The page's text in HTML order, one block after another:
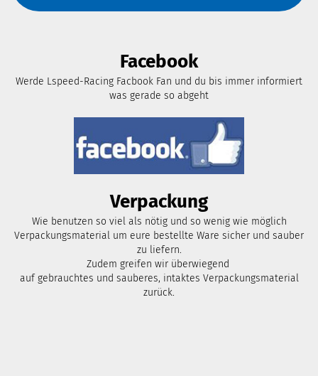
Facebook
Werde Lspeed-Racing Facbook Fan und du bis immer informiert
was gerade so abgeht
Verpackung
Wie benutzen so viel als nötig und so wenig wie möglich
Verpackungsmaterial um eure bestellte Ware sicher und sauber
zu liefern.
Zudem greifen wir überwiegend
auf gebrauchtes und sauberes, intaktes Verpackungsmaterial
zurück.